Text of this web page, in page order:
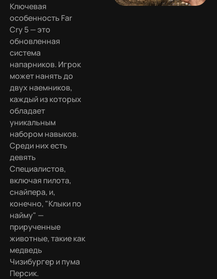
Ключевая
особенность Far
Cry 5 — это
обновленная
система
напарников. Игрок
может нанять до
двух наемников,
каждый из которых
обладает
уникальным
набором навыков.
Среди них есть
девять
Специалистов,
включая пилота,
снайпера, и,
конечно, "Клыки по
найму" —
прирученные
животные, такие как
медведь
Чизибургер и пума
Персик.